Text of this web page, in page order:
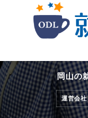
へ
ス
キ
ッ
岡山の
運営会社